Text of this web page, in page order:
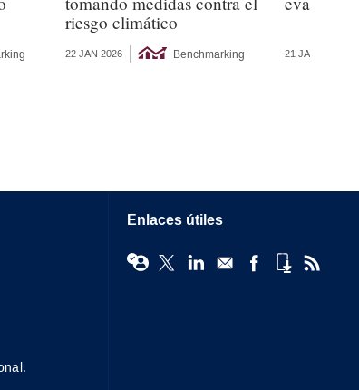
riesgo climático
22 JAN 2026 Benchmarking 21 JAN 2026
Enlaces útiles